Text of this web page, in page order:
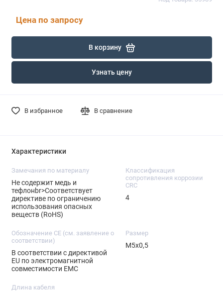
Цена по запросу
В корзину
Узнать цену
В избранное В сравнение
Характеристики
Замечания по материалу
Не содержит медь и
тефлонbr>Соответствует
директиве по ограничению
использования опасных
веществ (RoHS)
Классификация
сопротивления коррозии
CRC
4
Обозначение CE (см. заявление о
соответствии)
В соответствии с директивой
EU по электромагнитной
совместимости EMC
Размер
M5x0,5
Длина кабеля